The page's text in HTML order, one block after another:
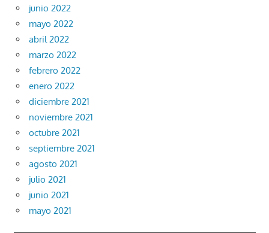
junio 2022
mayo 2022
abril 2022
marzo 2022
febrero 2022
enero 2022
diciembre 2021
noviembre 2021
octubre 2021
septiembre 2021
agosto 2021
julio 2021
junio 2021
mayo 2021